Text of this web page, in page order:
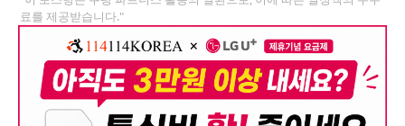
료를 제공받습니다."